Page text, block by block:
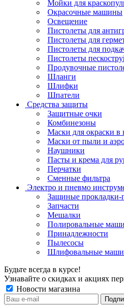
Мойки для
Окрасочные машины
Освещение
Пистолеты для
Пистолеты для
Пистолеты для
Пистолеты
Продувочные
Шланги
Шлифки
Шпатели
Средства защиты
Защитные очки
Комбинезоны
Маски для окраски в
Маски от пыли и
Наушники
Пасты и крема для
Перчатки
Сменные фильтра
Электро и пневмо
Защиные прокладки-
Запчасти
Мешалки
Полировальные
Принадлежности
Пылесосы
Шлифовальные
Будьте всегда в курсе!
Узнавайте о скидках и акциях
Новости магазина